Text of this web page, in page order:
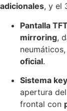
adicionales, y el
Pantalla
mirroring,
oficial.
Sistema
apertura
frontal con